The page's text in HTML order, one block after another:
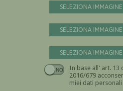
SELEZIONA
SELEZIONA
SELEZIONA
In base all' art. 13
2016/679 acconsento al
miei dati personali